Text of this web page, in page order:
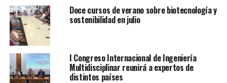
Doce cursos de verano sobre biotecnología y
sostenibilidad en julio
I Congreso Internacional de Ingeniería
Multidisciplinar reunirá a expertos de
distintos países